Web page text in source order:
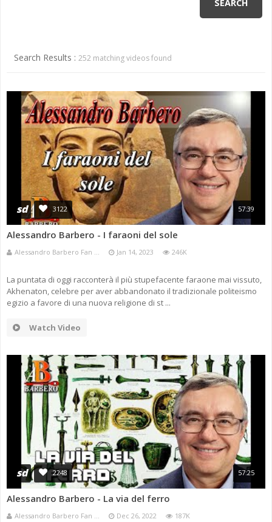
IMPERO ROMANO
CIVILTÀ PRECOLOMBIANE
Search Results : 252 matching videos found
sd 3122 57:39
Alessandro Barbero - I faraoni del sole
Alessandro Barbero Fan ... Jan 14, 2023 246K
La puntata di oggi racconterà il più stupefacente faraone mai vissuto,
Akhenaton, celebre per aver abbandonato il tradizionale politeismo
egizio a favore di una nuova religione di st ...
Watch Video
sd 2248 57:25
Alessandro Barbero - La via del ferro
Alessandro Barbero Fan ... Dec 26, 2022 187K